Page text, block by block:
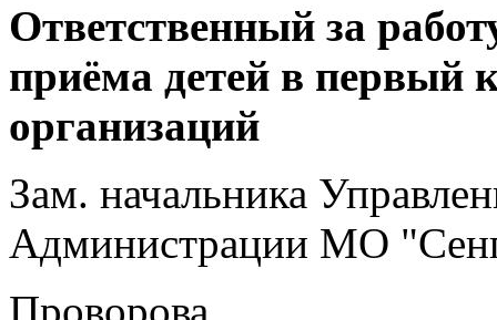
Ответственный за
приёма детей в первый
организаций
Зам. начальника
Администрации МО
Проворова